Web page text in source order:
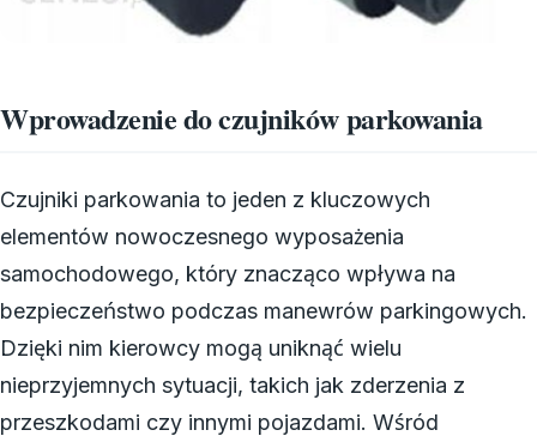
Wprowadzenie do czujników parkowania
Czujniki parkowania to jeden z kluczowych
elementów nowoczesnego wyposażenia
samochodowego, który znacząco wpływa na
bezpieczeństwo podczas manewrów parkingowych.
Dzięki nim kierowcy mogą uniknąć wielu
nieprzyjemnych sytuacji, takich jak zderzenia z
przeszkodami czy innymi pojazdami. Wśród